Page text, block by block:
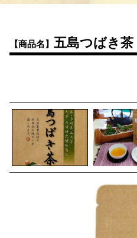
【商品名】 五島つばき